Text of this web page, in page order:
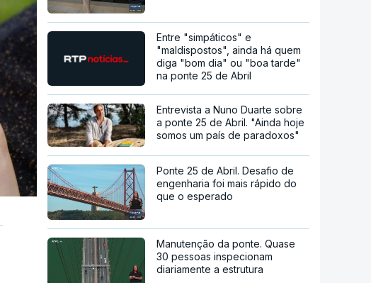
Entre "simpáticos" e
"maldispostos", ainda há quem
diga "bom dia" ou "boa tarde"
na ponte 25 de Abril
Entrevista a Nuno Duarte sobre
a ponte 25 de Abril. "Ainda hoje
somos um país de paradoxos"
Ponte 25 de Abril. Desafio de
engenharia foi mais rápido do
que o esperado
Manutenção da ponte. Quase
30 pessoas inspecionam
diariamente a estrutura